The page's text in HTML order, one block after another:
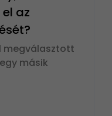
az
megválasztott
másik